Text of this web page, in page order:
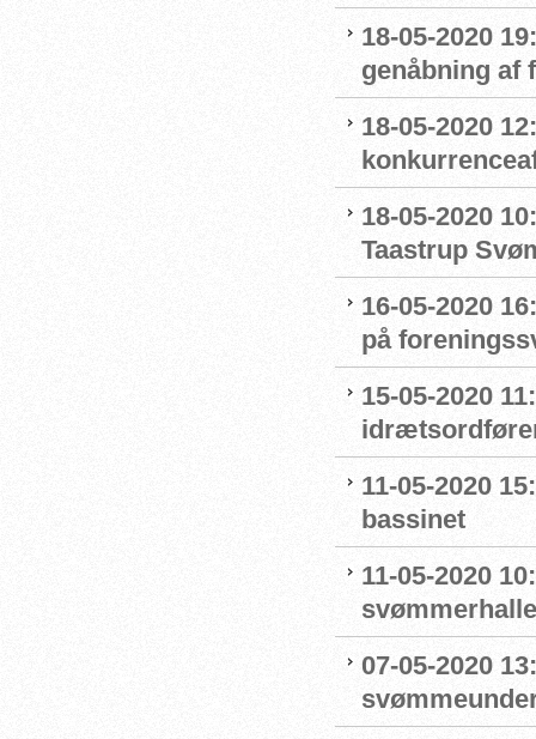
18-05-2020
genåbning af
18-05-2020
18-05-2020
Taastrup
16-05-2020
på
15-05-2020
11-05-2020
bassinet
11-05-2020
07-05-2020